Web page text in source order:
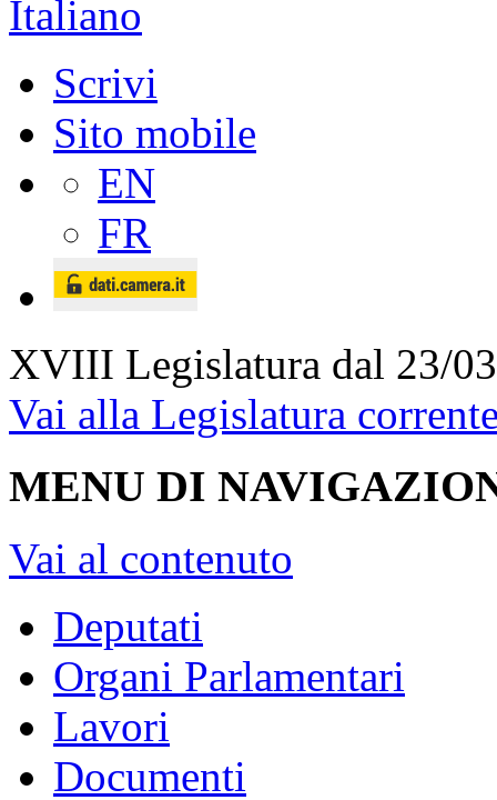
Scrivi
Sito mobile
EN
FR
XVIII Legislatura dal 23/
Vai alla Legislatura
MENU DI
Vai al contenuto
Deputati
Organi Parlamentari
Lavori
Documenti